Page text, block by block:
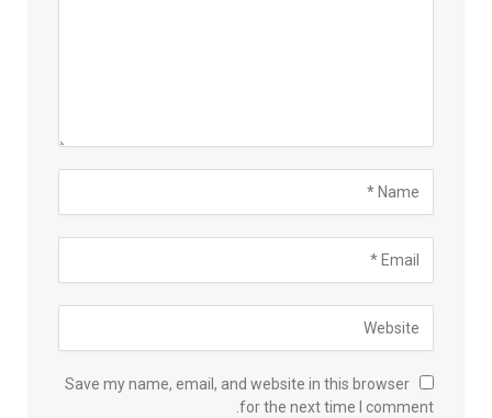
Save my name, email, and website in this browser
for the next time I comment.